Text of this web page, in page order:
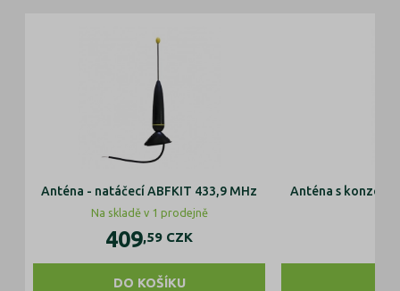
Anténa - natáčecí ABFKIT 433,9 MHz
Na skladě v 1 prodejně
409,59 CZK
DO KOŠÍKU
Anténa s